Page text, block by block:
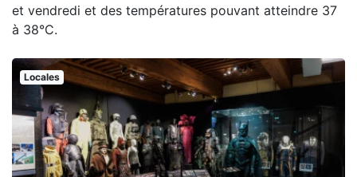
et vendredi et des températures pouvant atteindre 37
à 38°C.
Locales